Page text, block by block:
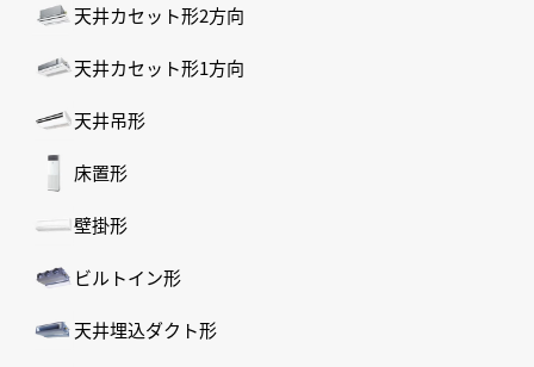
天井カセット形2方向
天井カセット形1方向
天井吊形
床置形
壁掛形
ビルトイン形
天井埋込ダクト形